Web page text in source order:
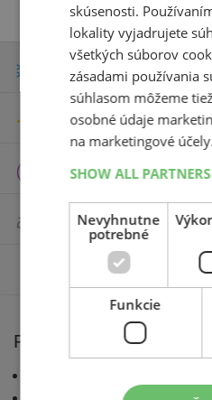
Zimné pneumatiky
Letné pneumatiky
Celoročné
Motocyklové
Príslušenstvo
Pre motoristov
skúsenosti.
lokality vyjadrujete
všetkých súborov
zásadami používania
súhlasom môžeme
osobné údaje
na marketingové
SHOW ALL
Nevyhnutne
potrebné
Funkcie